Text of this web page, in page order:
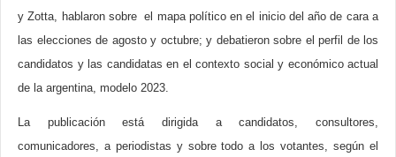
y Zotta, hablaron sobre el mapa político en el inicio del año de cara a
las elecciones de agosto y octubre; y debatieron sobre el perfil de los
candidatos y las candidatas en el contexto social y económico actual
de la argentina, modelo 2023.
La publicación está dirigida a candidatos, consultores,
comunicadores, a periodistas y sobre todo a los votantes, según el